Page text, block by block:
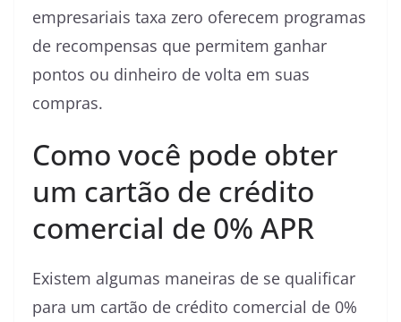
empresariais taxa zero oferecem programas
de recompensas que permitem ganhar
pontos ou dinheiro de volta em suas
compras.
Como você pode obter
um cartão de crédito
comercial de 0% APR
Existem algumas maneiras de se qualificar
para um cartão de crédito comercial de 0%